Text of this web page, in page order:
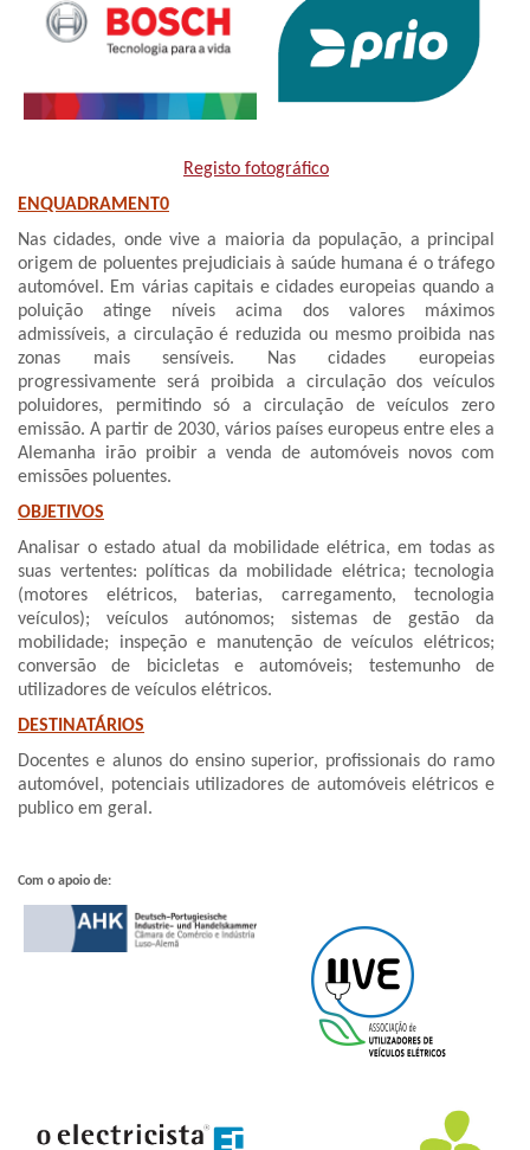
Registo fotográfico
ENQUADRAMENT0
Nas cidades, onde vive a maioria da população, a principal
origem de poluentes prejudiciais à saúde humana é o tráfego
automóvel. Em várias capitais e cidades europeias quando a
poluição atinge níveis acima dos valores máximos
admissíveis, a circulação é reduzida ou mesmo proibida nas
zonas mais sensíveis. Nas cidades europeias
progressivamente será proibida a circulação dos veículos
poluidores, permitindo só a circulação de veículos zero
emissão. A partir de 2030, vários países europeus entre eles a
Alemanha irão proibir a venda de automóveis novos com
emissões poluentes.
OBJETIVOS
Analisar o estado atual da mobilidade elétrica, em todas as
suas vertentes: políticas da mobilidade elétrica; tecnologia
(motores elétricos, baterias, carregamento, tecnologia
veículos); veículos autónomos; sistemas de gestão da
mobilidade; inspeção e manutenção de veículos elétricos;
conversão de bicicletas e automóveis; testemunho de
utilizadores de veículos elétricos.
DESTINATÁRIOS
Docentes e alunos do ensino superior, profissionais do ramo
automóvel, potenciais utilizadores de automóveis elétricos e
publico em geral.
Com o apoio de: